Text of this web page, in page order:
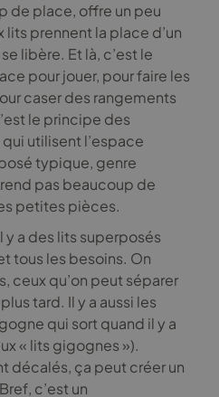
de place, offre un peu
lits prennent la place d’un
libère. Et là, c’est le
pour jouer, pour faire les
caser des rangements
le principe des
utilisent l’espace
typique, genre
pas beaucoup de
petites pièces.
y a des lits superposés
tous les besoins. On
ceux qu’on peut séparer
tard. Il y a aussi les
qui sort quand il y a
« lits gigognes »).
décalés, ça peut créer un
c’est un